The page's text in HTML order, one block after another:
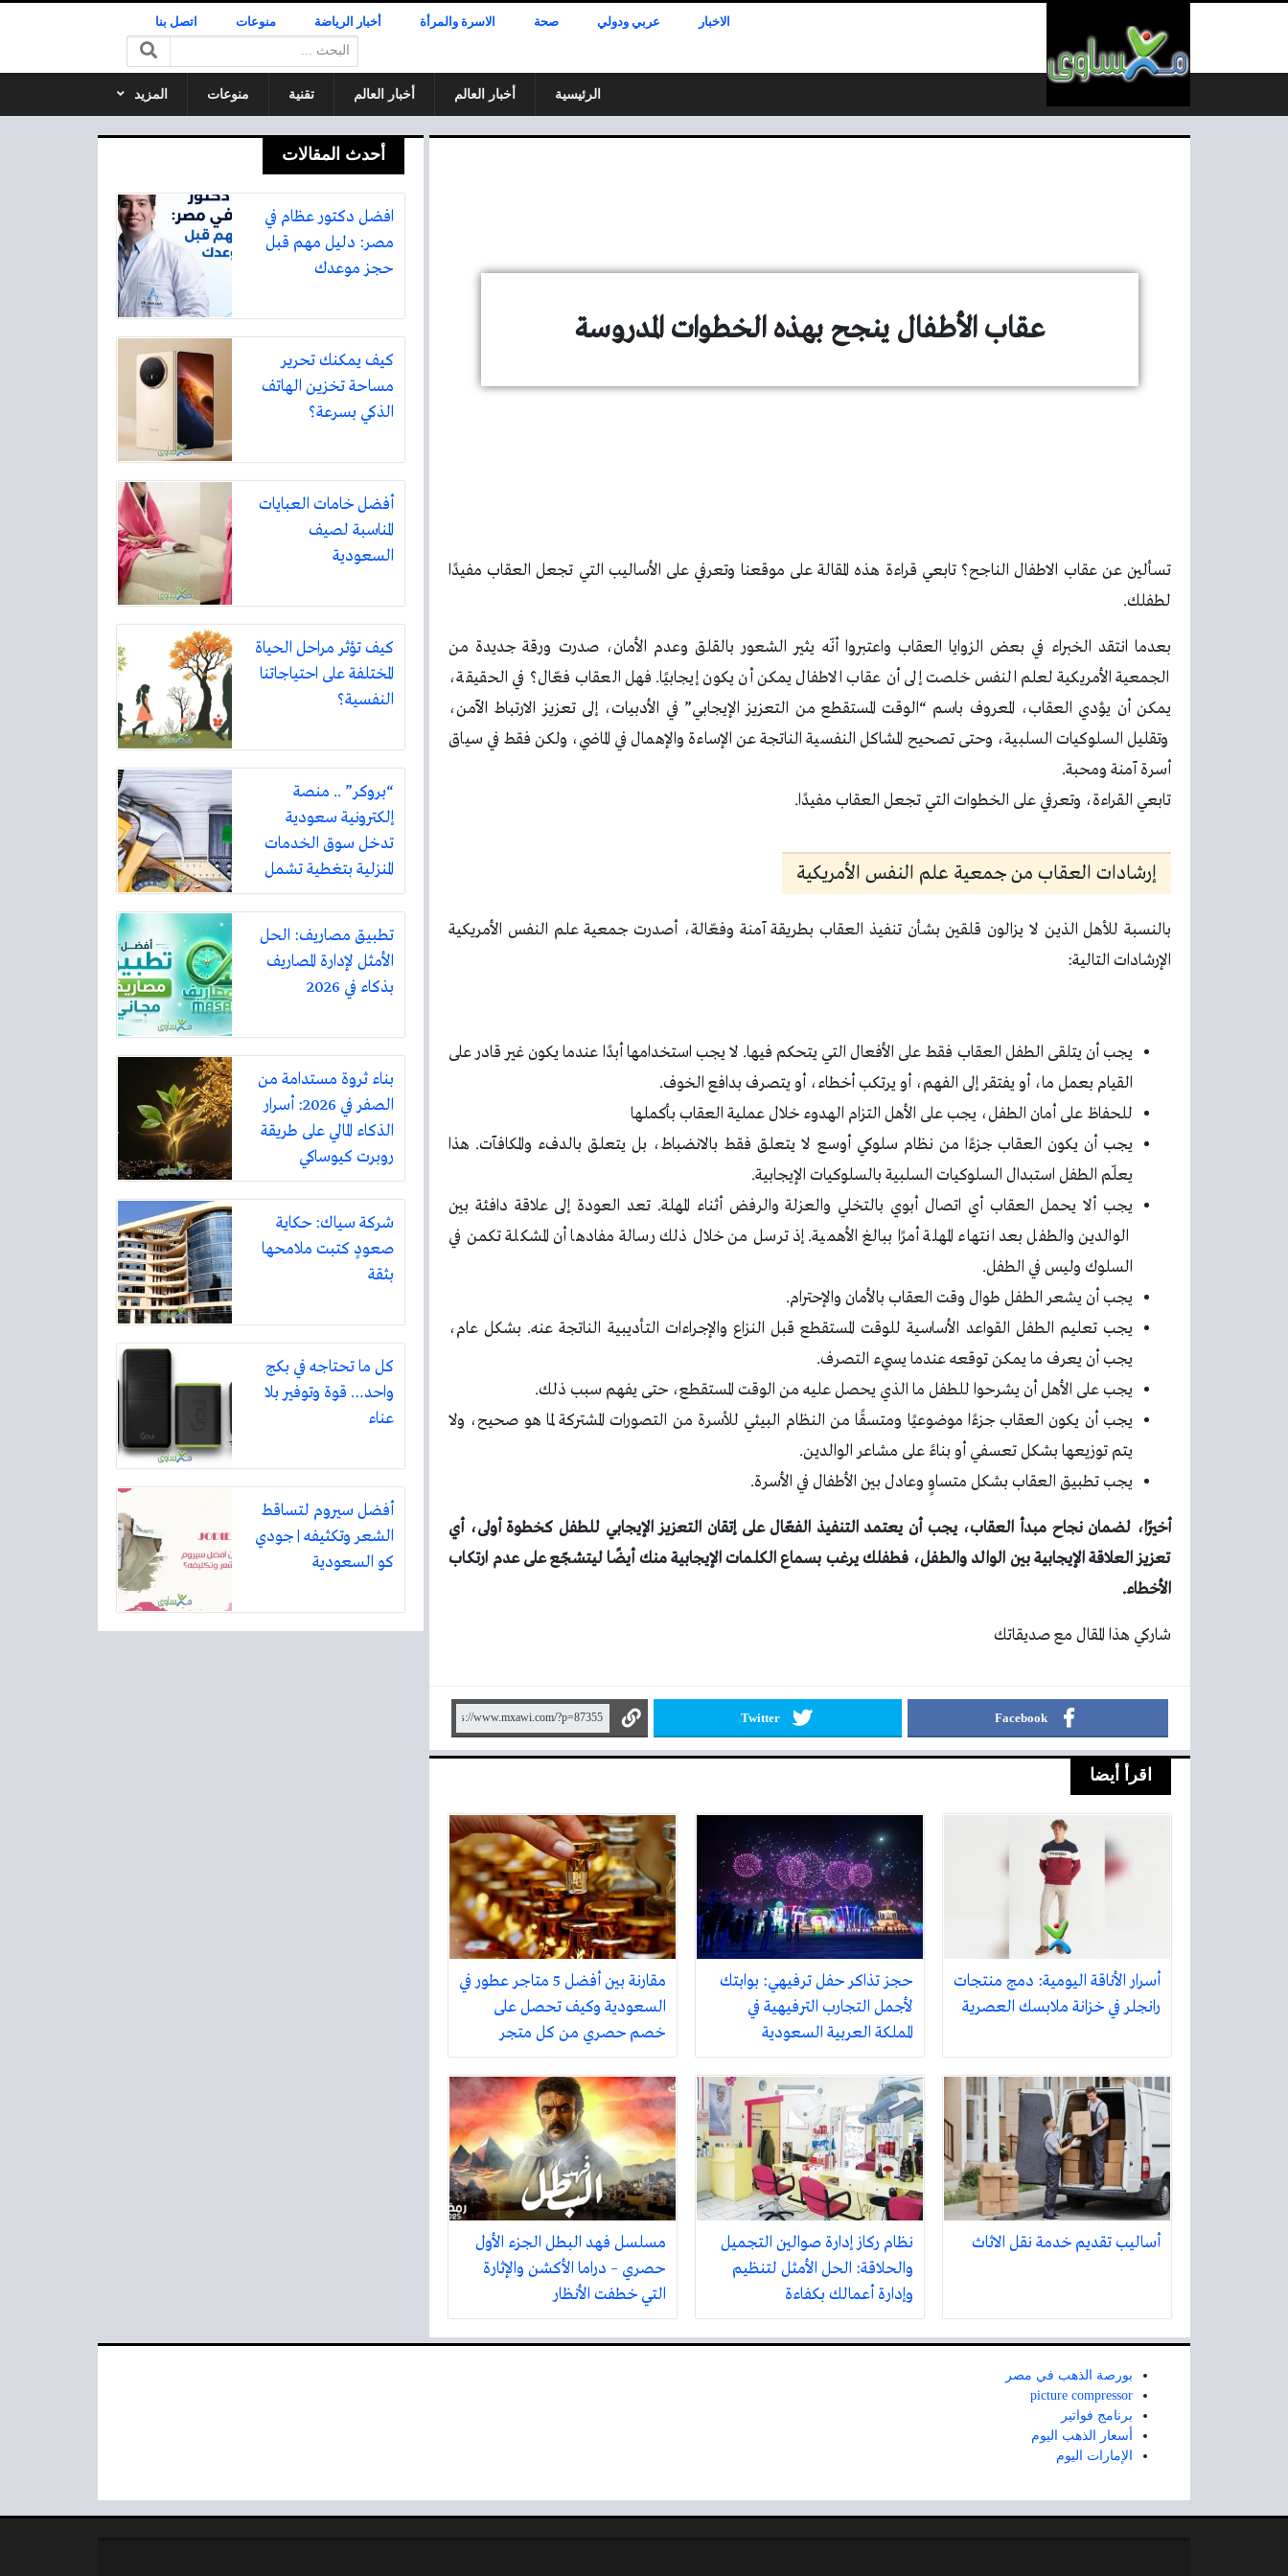
الاخبار عربي ودولي صحة الاسرة والمرأة أخبار الرياضة منوعات اتصل بنا
البحث:
الرئيسية أخبار العالم أخبار العالم تقنية منوعات المزيد
عقاب الأطفال ينجح بهذه الخطوات المدروسة
تسألين عن عقاب الاطفال الناجح؟ تابعي قراءة هذه المقالة على موقعنا وتعرفي على الأساليب التي تجعل العقاب مفيدًا
لطفلك.
بعدما انتقد الخبراء في بعض الزوايا العقاب واعتبروا أنّه يثير الشعور بالقلق وعدم الأمان، صدرت ورقة جديدة من
الجمعية الأمريكية لعلم النفس خلصت إلى أن عقاب الاطفال يمكن أن يكون إيجابيًا. فهل العقاب فعّال؟ في الحقيقة،
يمكن أن يؤدي العقاب، المعروف باسم “الوقت المستقطع من التعزيز الإيجابي” في الأدبيات، إلى تعزيز الارتباط الآمن،
وتقليل السلوكيات السلبية، وحتى تصحيح المشاكل النفسية الناتجة عن الإساءة والإهمال في الماضي، ولكن فقط في سياق
أسرة آمنة ومحبة.
تابعي القراءة، وتعرفي على الخطوات التي تجعل العقاب مفيدًا.
إرشادات العقاب من جمعية علم النفس الأمريكية
بالنسبة للأهل الذين لا يزالون قلقين بشأن تنفيذ العقاب بطريقة آمنة وفعّالة، أصدرت جمعية علم النفس الأمريكية
الإرشادات التالية:
يجب أن يتلقى الطفل العقاب فقط على الأفعال التي يتحكم فيها. لا يجب استخدامها أبدًا عندما يكون غير قادر على
القيام بعمل ما، أو يفتقر إلى الفهم، أو يرتكب أخطاء، أو يتصرف بدافع الخوف.
للحفاظ على أمان الطفل، يجب على الأهل التزام الهدوء خلال عملية العقاب بأكملها
يجب أن يكون العقاب جزءًا من نظام سلوكي أوسع لا يتعلق فقط بالانضباط، بل يتعلق بالدفء والمكافآت. هذا
يعلّم الطفل استبدال السلوكيات السلبية بالسلوكيات الإيجابية.
يجب ألا يحمل العقاب أي اتصال أبوي بالتخلي والعزلة والرفض أثناء المهلة. تعد العودة إلى علاقة دافئة بين
الوالدين والطفل بعد انتهاء المهلة أمرًا ببالغ الأهمية. إذ ترسل من خلال ذلك رسالة مفادها أن المشكلة تكمن في
السلوك وليس في الطفل.
يجب أن يشعر الطفل طوال وقت العقاب بالأمان والإحترام.
يجب تعليم الطفل القواعد الأساسية للوقت المستقطع قبل النزاع والإجراءات التأديبية الناتجة عنه. بشكل عام،
يجب أن يعرف ما يمكن توقعه عندما يسيء التصرف.
يجب على الأهل أن يشرحوا للطفل ما الذي يحصل عليه من الوقت المستقطع، حتى يفهم سبب ذلك.
يجب أن يكون العقاب جزءًا موضوعيًا ومتسقًا من النظام البيئي للأسرة من التصورات المشتركة لما هو صحيح، ولا
يتم توزيعها بشكل تعسفي أو بناءً على مشاعر الوالدين.
يجب تطبيق العقاب بشكل متساوٍ وعادل بين الأطفال في الأسرة.
أخيرًا، لضمان نجاح مبدأ العقاب، يجب أن يعتمد التنفيذ الفعّال على إتقان التعزيز الإيجابي للطفل كخطوة أولى، أي
تعزيز العلاقة الإيجابية بين الوالد والطفل، فطفلك يرغب بسماع الكلمات الإيجابية منك أيضًا ليتشجّع على عدم ارتكاب
الأخطاء.
شاركي هذا المقال مع صديقاتك
Facebook
Twitter
اقرأ أيضا
أسرار الأناقة اليومية: دمج منتجات
رانجلر في خزانة ملابسك العصرية
حجز تذاكر حفل ترفيهي: بوابتك
لأجمل التجارب الترفيهية في
المملكة العربية السعودية
مقارنة بين أفضل 5 متاجر عطور في
السعودية وكيف تحصل على
خصم حصري من كل متجر
أساليب تقديم خدمة نقل الاثاث
نظام ركاز إدارة صوالين التجميل
والحلاقة: الحل الأمثل لتنظيم
وإدارة أعمالك بكفاءة
مسلسل فهد البطل الجزء الأول
حصري – دراما الأكشن والإثارة
التي خطفت الأنظار
أحدث المقالات
افضل دكتور عظام في
مصر: دليل مهم قبل
حجز موعدك
كيف يمكنك تحرير
مساحة تخزين الهاتف
الذكي بسرعة؟
أفضل خامات العبايات
المناسبة لصيف
السعودية
كيف تؤثر مراحل الحياة
المختلفة على احتياجاتنا
النفسية؟
“بروكر” .. منصة
إلكترونية سعودية
تدخل سوق الخدمات
المنزلية بتغطية تشمل
أكثر من ثلاثين مدينة
تطبيق مصاريف: الحل
الأمثل لإدارة المصاريف
بذكاء في 2026
بناء ثروة مستدامة من
الصفر في 2026: أسرار
الذكاء المالي على طريقة
روبرت كيوساكي
شركة سياك: حكاية
صعودٍ كتبت ملامحها
بثقة
كل ما تحتاجه في بكج
واحد… قوة وتوفير بلا
عناء
أفضل سيروم لتساقط
الشعر وتكثيفه | جودي
كو السعودية
بورصة الذهب في مصر
picture compressor
برنامج فواتير
أسعار الذهب اليوم
الإمارات اليوم